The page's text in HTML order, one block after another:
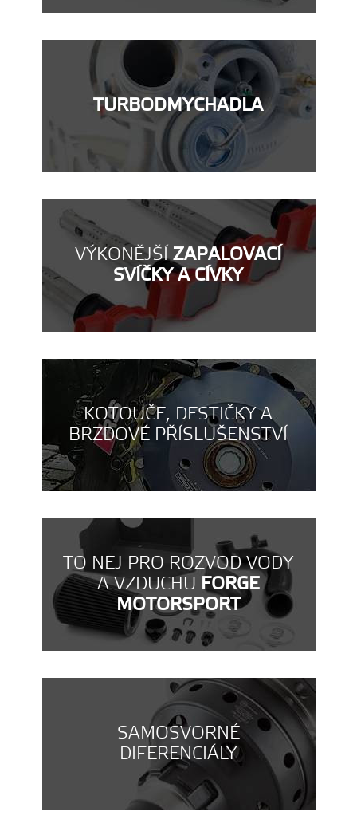
TURBODMYCHADLA
VÝKONĚJŠÍZAPALOVACÍ
SVÍČKY A CÍVKY
KOTOUČE, DESTIČKY A
BRZDOVÉ PŘÍSLUŠENSTVÍ
TO NEJ PRO ROZVOD VODY
A VZDUCHU FORGE
MOTORSPORT
SAMOSVORNÉ
DIFERENCIÁLY